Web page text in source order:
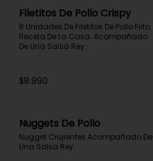
Filetitos De Pollo Crispy
8 Unidades De Filetitos De Pollo Frito,
Receta De La Casa. Acompañado
De Una Salsa Rey.
$8.990
Nuggets De Pollo
Nugget Crujientes Acompañado De
Una Salsa Rey.